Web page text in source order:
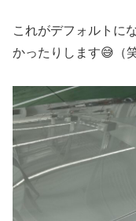
これがデフォルトに
かったりします😅（笑